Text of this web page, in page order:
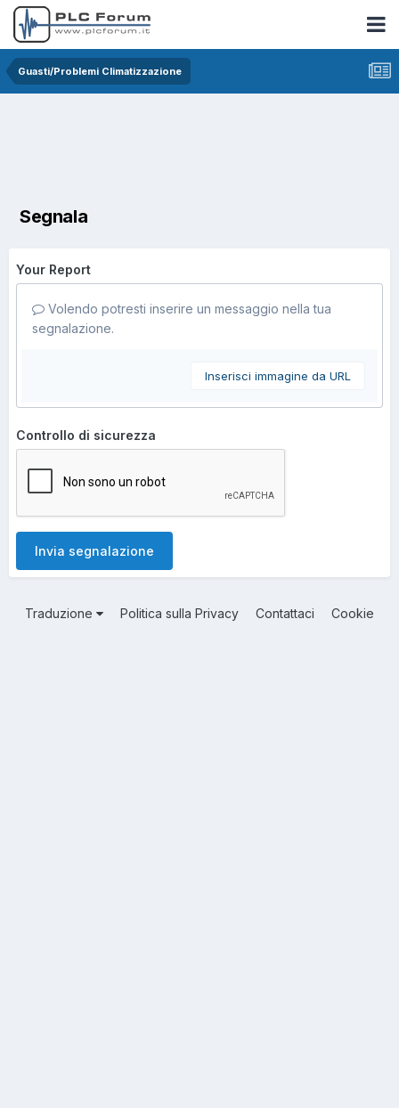
Guasti/Problemi Climatizzazione
Segnala
Your Report
Volendo potresti inserire un messaggio nella tua
segnalazione.
Inserisci immagine da URL
Controllo di sicurezza
Invia segnalazione
Traduzione Politica sulla Privacy Contattaci Cookie